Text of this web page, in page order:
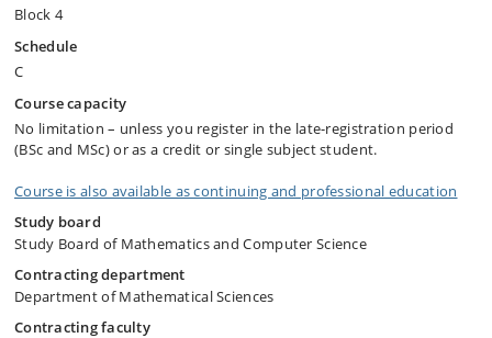
Block 4
Schedule
C
Course capacity
No limitation – unless you register in the late-registration period
(BSc and MSc) or as a credit or single subject student.
Course is also available as continuing and professional education
Study board
Study Board of Mathematics and Computer Science
Contracting department
Department of Mathematical Sciences
Contracting faculty